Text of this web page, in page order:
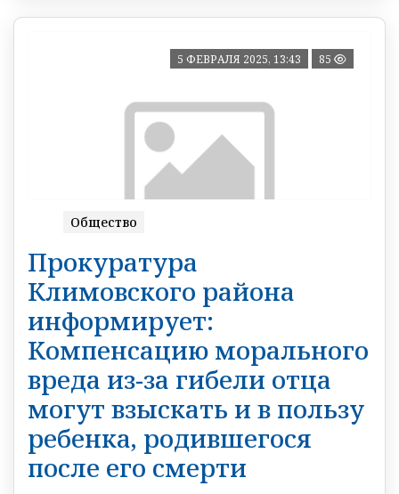
5 ФЕВРАЛЯ 2025, 13:43 85
Общество
Прокуратура
Климовского района
информирует:
Компенсацию морального
вреда из-за гибели отца
могут взыскать и в пользу
ребенка, родившегося
после его смерти